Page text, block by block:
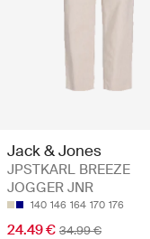
Jack & Jones
JPSTKARL BREEZE
JOGGER JNR
140 146 164 170 176
24.49 € 34.99 €